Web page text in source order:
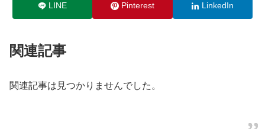
LINE Pinterest LinkedIn
関連記事
関連記事は見つかりませんでした。